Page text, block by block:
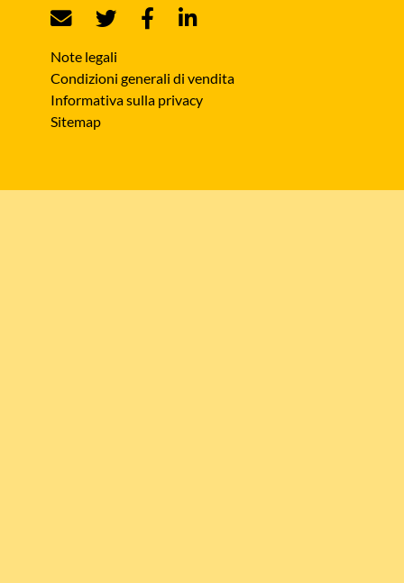
Note legali
Condizioni generali di vendita
Informativa sulla privacy
Sitemap